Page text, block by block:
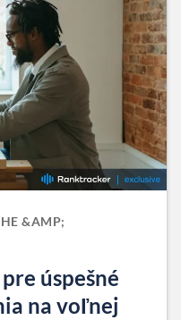
&AMP;
úspešné
na voľnej